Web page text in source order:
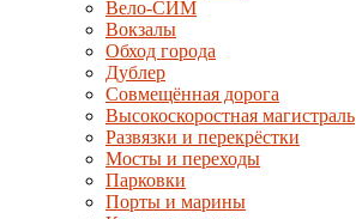
Вело-СИМ
Вокзалы
Обход города
Дублер
Совмещённая дорога
Высокоскоростная магистраль
Развязки и перекрёстки
Мосты и переходы
Парковки
Порты и марины